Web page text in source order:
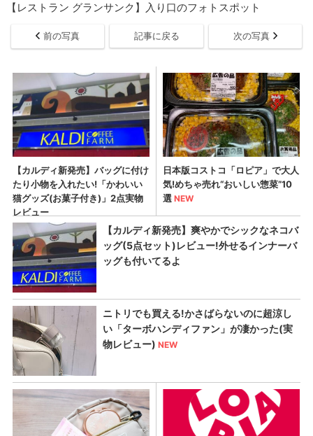
【レストラン グランサンク】入り口のフォトスポット
前の写真 記事に戻る 次の写真